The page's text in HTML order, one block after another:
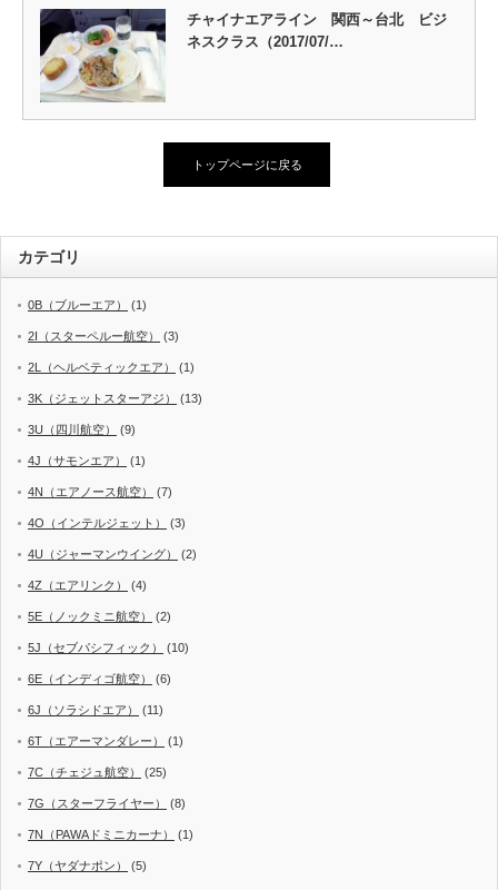
チャイナエアライン 関西～台北 ビジ
ネスクラス（2017/07/…
トップページに戻る
カテゴリ
0B（ブルーエア） (1)
2I（スターペルー航空） (3)
2L（ヘルベティックエア） (1)
3K（ジェットスターアジ） (13)
3U（四川航空） (9)
4J（サモンエア） (1)
4N（エアノース航空） (7)
4O（インテルジェット） (3)
4U（ジャーマンウイング） (2)
4Z（エアリンク） (4)
5E（ノックミニ航空） (2)
5J（セブパシフィック） (10)
6E（インディゴ航空） (6)
6J（ソラシドエア） (11)
6T（エアーマンダレー） (1)
7C（チェジュ航空） (25)
7G（スターフライヤー） (8)
7N（PAWAドミニカーナ） (1)
7Y（ヤダナポン） (5)